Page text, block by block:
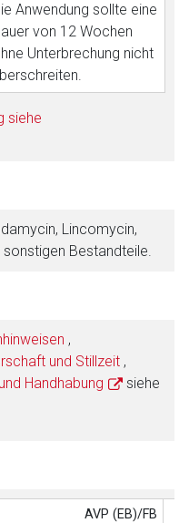
Anwendung sollte eine
von 12 Wochen
Unterbrechung nicht
siehe
Lincomycin,
Bestandteile.
,
und Stillzeit ,
Handhabung
siehe
AVP (EB)/FB